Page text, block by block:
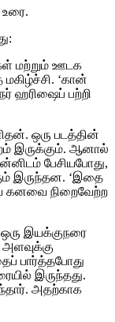
மற்றும் ஊடக
‘கான்
ஹரிஷைப் பற்றி
ஒரு படத்தின்
இருக்கும். ஆனால்
பேசியபோது,
இருந்தன. ‘இதை
கனவை நிறைவேற்ற
இயக்குநரை
பார்த்தபோது
இருந்தது.
அதற்காக